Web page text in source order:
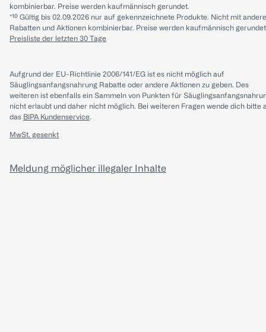
kombinierbar. Preise werden kaufmännisch gerundet.
*¹⁰ Gültig bis 02.09.2026 nur auf gekennzeichnete Produkte. Nicht mit
Rabatten und Aktionen kombinierbar. Preise werden kaufmännisch
Preisliste der letzten 30 Tage
Aufgrund der EU-Richtlinie 2006/141/EG ist es nicht möglich auf
Säuglingsanfangsnahrung Rabatte oder andere Aktionen zu geben. Des
weiteren ist ebenfalls ein Sammeln von Punkten für
nicht erlaubt und daher nicht möglich. Bei weiteren Fragen wende dich bitte
das BIPA Kundenservice.
MwSt. gesenkt
Meldung möglicher illegaler Inhalte